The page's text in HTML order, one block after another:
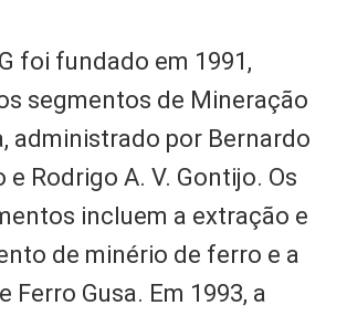
foi fundado em 1991,
segmentos de Mineração
administrado por Bernardo
e Rodrigo A. V. Gontijo. Os
incluem a extração e
de minério de ferro e a
Ferro Gusa. Em 1993, a